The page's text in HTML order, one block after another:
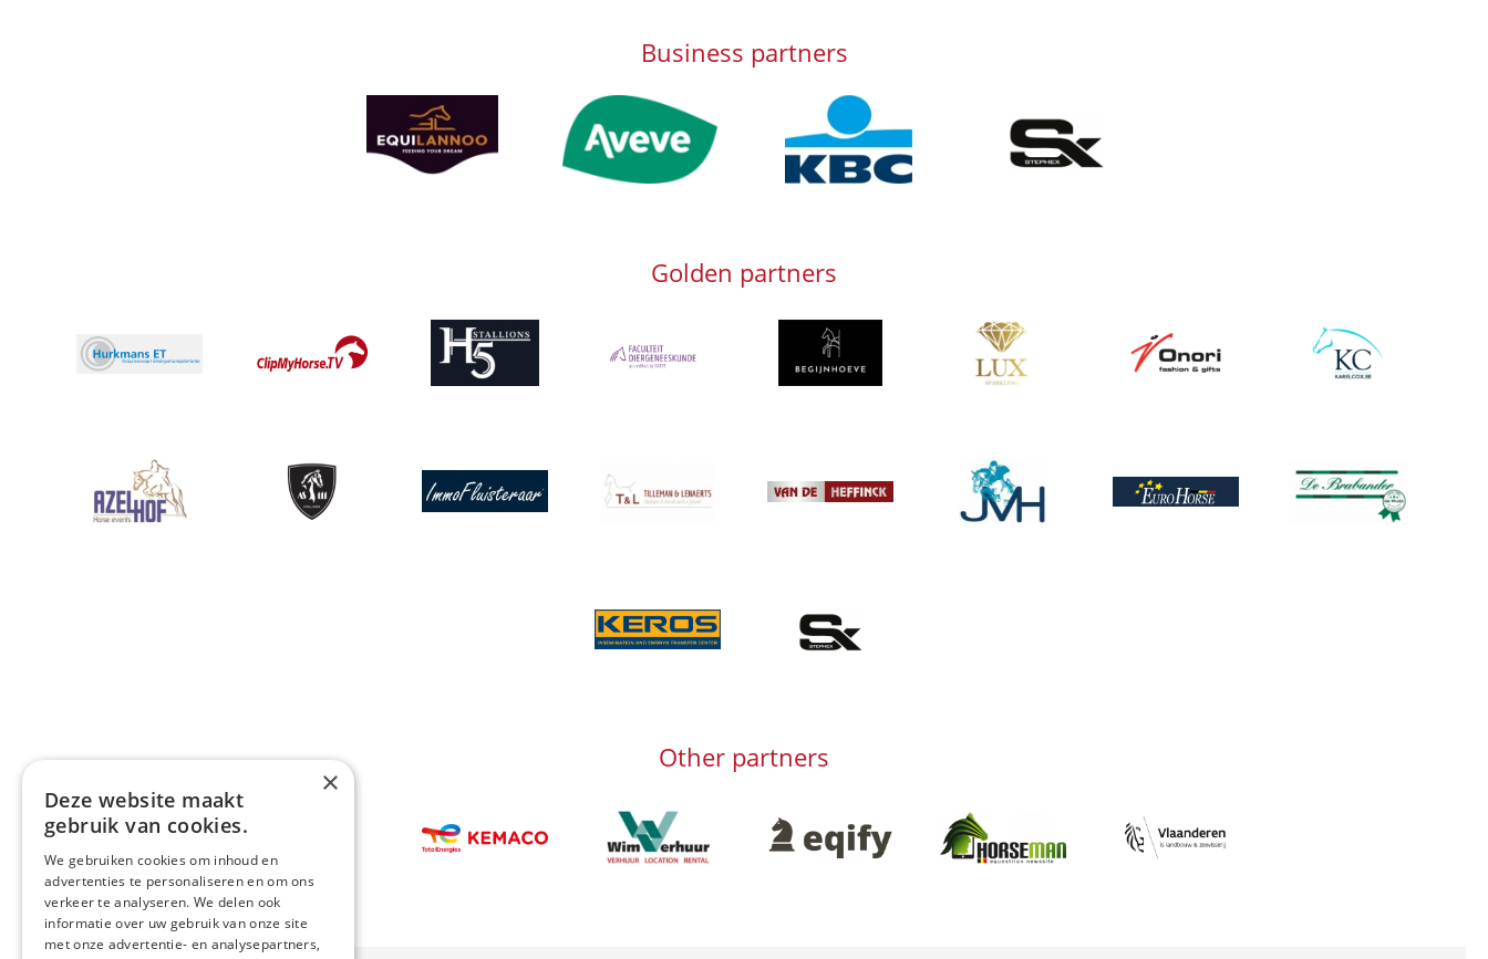
Business partners
Afbeelding Afbeelding Afbeelding
Golden partners
Afbeelding
Afbeelding Afbeelding Afbeelding Afbeelding Afbeelding Afbeelding
Afbeelding Afbeelding Afbeelding
Afbeelding
Afbeelding
Afbeelding
Afbeelding
Afbeelding
Afbeelding
Afbeelding
Other partners
Afbeelding
Afbeelding
Afbeelding Afbeelding Afbeelding Afbeelding
×
Deze website maakt
gebruik van cookies.
We gebruiken cookies om inhoud en
advertenties te personaliseren en om ons
verkeer te analyseren. We delen ook
informatie over uw gebruik van onze site
met onze advertentie- en analysepartners,